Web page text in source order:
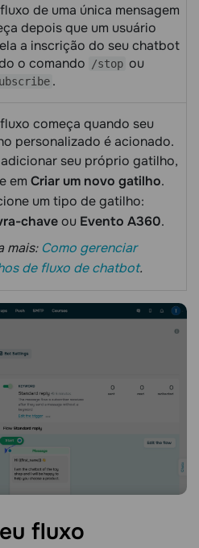
de uma única mensagem
depois que um usuário
a inscrição do seu chatbot
o comando
/stop ou
.
começa quando seu
personalizado é acionado.
seu próprio gatilho,
em Criar um novo gatilho.
um tipo de gatilho:
chaveou Evento A360.
mais: Como gerenciar
de fluxo de chatbot.
fluxo